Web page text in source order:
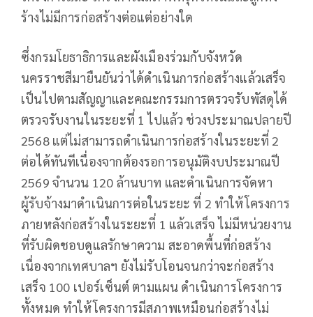
ร้างไม่มีการก่อสร้างต่อแต่อย่างใด
ซึ่งกรมโยธาธิการและผังเมืองร่วมกับจังหวัด
นครราชสีมายืนยันว่าได้ดำเนินการก่อสร้างแล้วเสร็จ
เป็นไปตามสัญญาและคณะกรรมการตรวจรับพัสดุได้
ตรวจรับงานในระยะที่ 1 ไปแล้ว ช่วงประมาณปลายปี
2568 แต่ไม่สามารถดำเนินการก่อสร้างในระยะที่ 2
ต่อได้ทันทีเนื่องจากต้องรอการอนุมัติงบประมาณปี
2569 จำนวน 120 ล้านบาท และดำเนินการจัดหา
ผู้รับจ้างมาดำเนินการต่อในระยะ ที่ 2 ทำให้โครงการ
ภายหลังก่อสร้างในระยะที่ 1 แล้วเสร็จ ไม่มีหน่วยงาน
ที่รับผิดชอบดูแลรักษาความ สะอาดพื้นที่ก่อสร้าง
เนื่องจากเทศบาลฯ ยังไม่รับโอนจนกว่าจะก่อสร้าง
เสร็จ 100 เปอร์เซ็นต์ ตามแผน ดำเนินการโครงการ
ทั้งหมด ทำให้โครงการมีสภาพเหมือนก่อสร้างไม่